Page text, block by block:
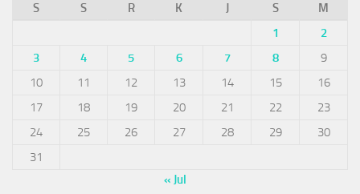
S
S R K J S
M
1
2
3
4 5 6 7 8
9
10
11 12 13 14 15
16
17
18 19 20 21 22
23
24
25 26 27 28 29
30
31
« Jul